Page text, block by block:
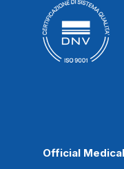
Official